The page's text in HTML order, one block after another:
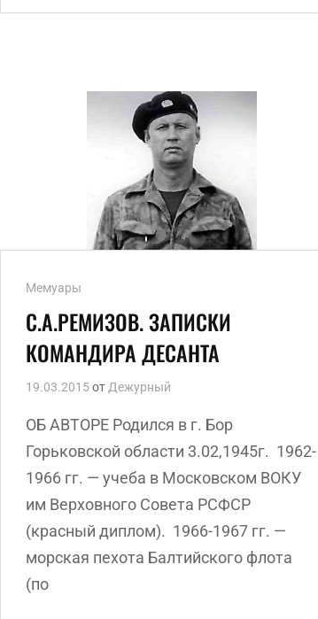
«ЗЕМЛЯ
Ссылки
рубрик
Мемуары
С.А.РЕМИЗОВ. ЗАПИСКИ
КОМАНДИРА ДЕСАНТА
19.03.2015отДежурный
ОБ АВТОРЕ Родился в г. Бор
Горьковской области 3.02,1945г. 1962-
1966 гг. — учеба в Московском ВОКУ
им Верховного Совета РСФСР
(красный диплом). 1966-1967 гг. —
морская пехота Балтийского флота
(по